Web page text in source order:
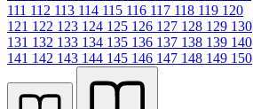
111 112 113 114 115 116 117 118 119 120
121 122 123 124 125 126 127 128 129 130
131 132 133 134 135 136 137 138 139 140
141 142 143 144 145 146 147 148 149 150